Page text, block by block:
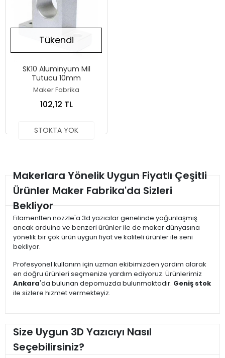
Tükendi
SK10 Aluminyum Mil
Tutucu 10mm
Maker Fabrika
102,12 TL
STOKTA YOK
Makerlara Yönelik Uygun Fiyatlı Çeşitli
Ürünler Maker Fabrika'da Sizleri
Bekliyor
Filamentten nozzle'a 3d yazıcılar genelinde yoğunlaşmış
ancak arduino ve benzeri ürünler ile de maker dünyasına
yönelik bir çok ürün uygun fiyat ve kaliteli ürünler ile seni
bekliyor.
Profesyonel kullanım için uzman ekibimizden yardım alarak
en doğru ürünleri seçmenize yardım ediyoruz. Ürünlerimiz
Ankara'da bulunan depomuzda bulunmaktadır. Geniş stok
ile sizlere hizmet vermekteyiz.
Size Uygun 3D Yazıcıyı Nasıl
Seçebilirsiniz?